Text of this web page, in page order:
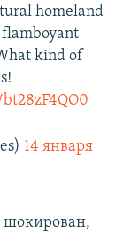
homeland
kind of
14 января
шокирован,